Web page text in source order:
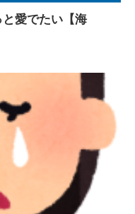
と愛でたい【海